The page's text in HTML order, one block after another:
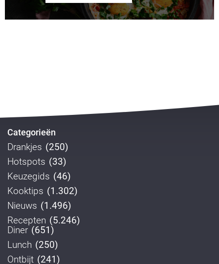
Categorieën
Drankjes (250)
Hotspots (33)
Keuzegids (46)
Kooktips (1.302)
Nieuws (1.496)
Recepten (5.246)
Diner (651)
Lunch (250)
Ontbijt (241)